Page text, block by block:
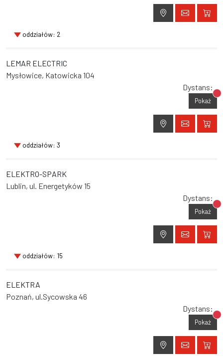
oddziałów: 2
LEMAR ELECTRIC
Mysłowice, Katowicka 104
Dystans:
Pokaż
oddziałów: 3
ELEKTRO-SPARK
Lublin, ul. Energetyków 15
Dystans:
Pokaż
oddziałów: 15
ELEKTRA
Poznań, ul.Sycowska 46
Dystans:
Pokaż